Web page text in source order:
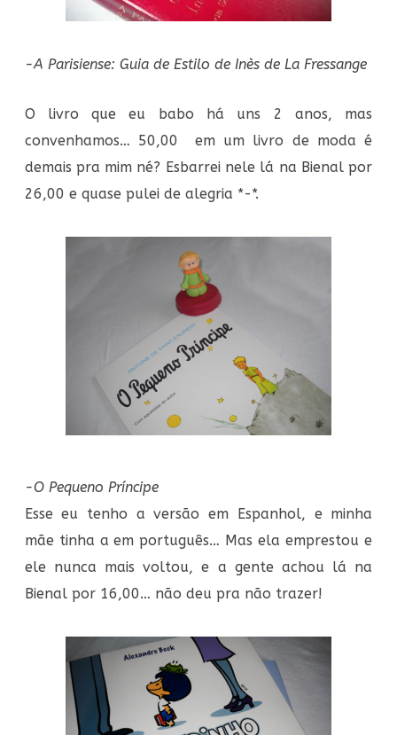
-A Parisiense: Guia de Estilo de Inès de La Fressange
O livro que eu babo há uns 2 anos, mas
convenhamos… 50,00 em um livro de moda é
demais pra mim né? Esbarrei nele lá na Bienal por
26,00 e quase pulei de alegria *-*.
-O Pequeno Príncipe
Esse eu tenho a versão em Espanhol, e minha
mãe tinha a em português… Mas ela emprestou e
ele nunca mais voltou, e a gente achou lá na
Bienal por 16,00… não deu pra não trazer!